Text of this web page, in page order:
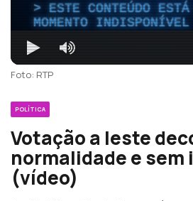
ESTE CONTEÚDO
MOMENTO INDISPONÍVEL
Foto: RTP
POLÍTICA
Votação a leste
normalidade e
(vídeo)